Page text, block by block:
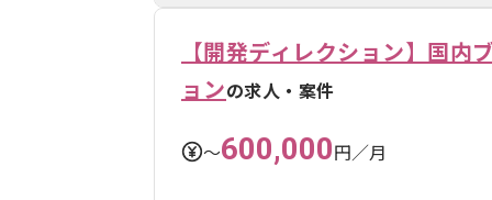
【開発ディレクション】国
ョンの求人・案件
〜600,000円／月